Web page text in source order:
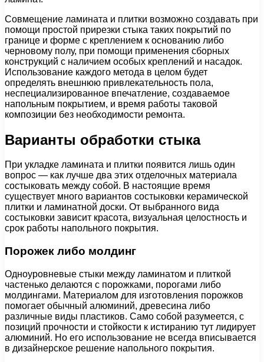
Совмещение ламината и плитки возможно создавать при
помощи простой прирезки стыка таких покрытий по
границе и форме с креплением к основанию либо
черновому полу, при помощи применения сборных
конструкций с наличием особых креплений и насадок.
Использование каждого метода в целом будет
определять внешнюю привлекательность пола,
неспециализированное впечатление, создаваемое
напольным покрытием, и время работы таковой
композиции без необходимости ремонта.
Варианты обработки стыка
При укладке ламината и плитки появится лишь один
вопрос — как лучше два этих отделочных материала
состыковать между собой. В настоящие время
существует много вариантов состыковки керамической
плитки и ламинатной доски. От выбранного вида
состыковки зависит красота, визуальная целостность и
срок работы напольного покрытия.
Порожек либо молдинг
Одноуровневые стыки между ламинатом и плиткой
частенько делаются с порожками, порогами либо
молдингами. Материалом для изготовления порожков
помогает обычный алюминий, древесина либо
различные виды пластиков. Само собой разумеется, с
позиций прочности и стойкости к истиранию тут лидирует
алюминий. Но его использование не всегда вписывается
в дизайнерское решение напольного покрытия.